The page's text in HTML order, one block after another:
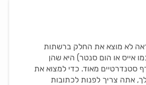
לא מוצא את החלק ברשתות
אייס או הום סנטר) היא שהן
סטנדרטיים מאוד. כדי למצוא את
אתה צריך לפנות לכתובות